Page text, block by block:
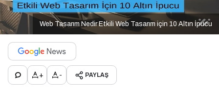
Web Tasarım Nedir Etkili Web Tasarım için 10 Altın İpucu
+ - PAYLAŞ